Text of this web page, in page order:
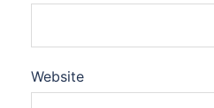
Website